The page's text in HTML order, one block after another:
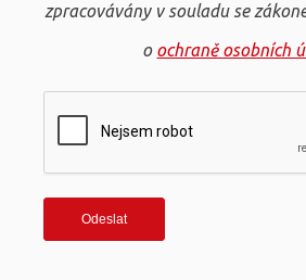
zpracovávány v souladu se
o ochraně osobních